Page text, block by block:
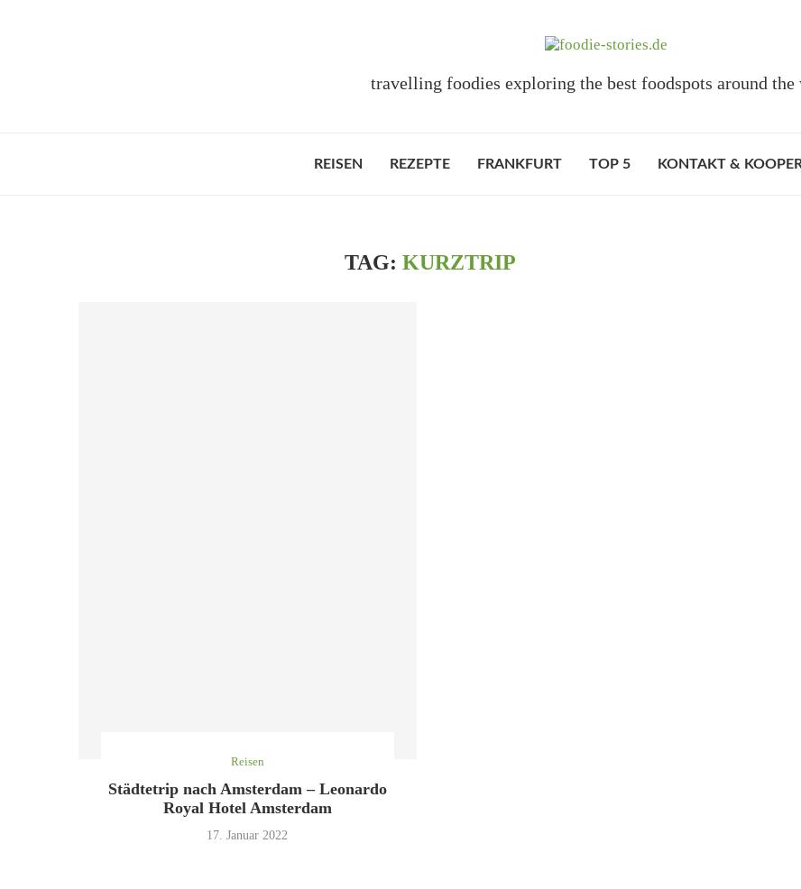
travelling foodies exploring the best foodspots around the
REISEN REZEPTE FRANKFURT TOP 5 KONTAKT &
TAG: KURZTRIP
Reisen
Städtetrip nach Amsterdam – Leonardo
Royal Hotel Amsterdam
17. Januar 2022